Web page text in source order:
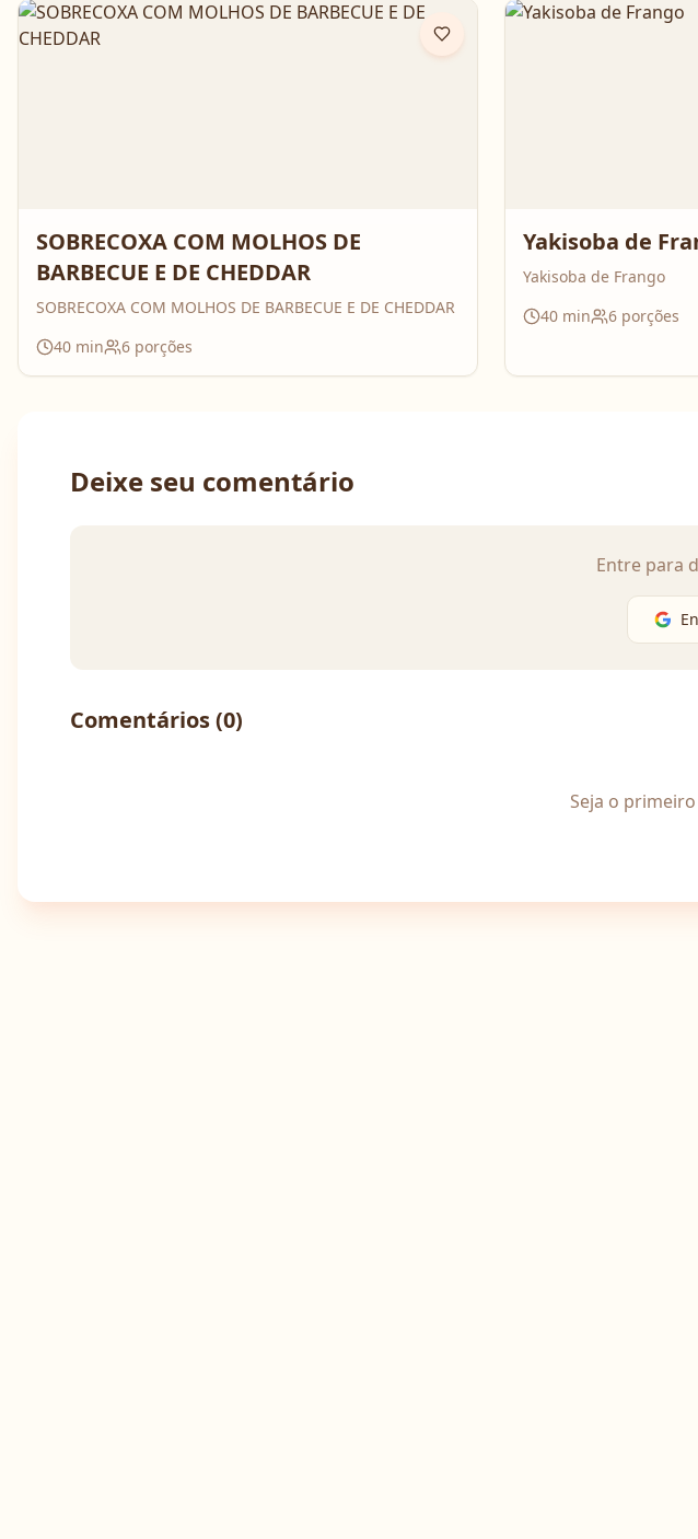
perfuma a casa inteira.
SOBRECOXA COM MOLHOS DE
BARBECUE E DE CHEDDAR
SOBRECOXA COM MOLHOS DE BARBECUE E DE CHEDDAR
40 min 6 porções
Yakisoba de
Yakisoba de Frango
40 min 6 porções
Deixe seu comentário
Entre para
Comentários (0)
Seja o